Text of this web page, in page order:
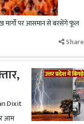
मार्गों पर आसमान से बरसेंगे फूल
Share
Dixit
आम